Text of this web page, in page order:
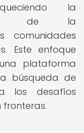
la
de la
comunidades
Este enfoque
plataforma
búsqueda de
los desafíos